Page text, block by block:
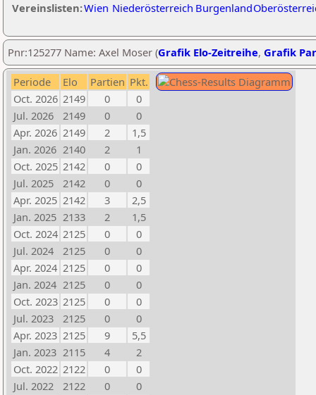
Vereinslisten:Wien Niederösterreich Burgenland
Pnr:125277 Name: Axel Moser (Grafik Elo-Zeitreihe, Grafik
Periode Elo Partien Pkt.
Oct. 2026 2149 0
0
Jul. 2026
2149 0
0
Apr. 2026 2149 2
1,5
Jan. 2026 2140 2
1
Oct. 2025 2142 0
0
Jul. 2025
2142 0
0
Apr. 2025 2142 3
2,5
Jan. 2025 2133 2
1,5
Oct. 2024 2125 0
0
Jul. 2024
2125 0
0
Apr. 2024 2125 0
0
Jan. 2024 2125 0
0
Oct. 2023 2125 0
0
Jul. 2023
2125 0
0
Apr. 2023 2125 9
5,5
Jan. 2023 2115 4
2
Oct. 2022 2122 0
0
Jul. 2022
2122 0
0